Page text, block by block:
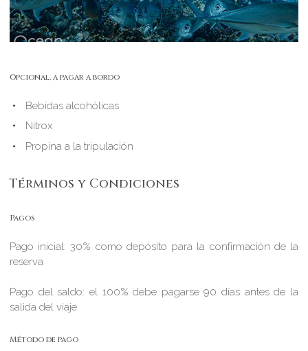
Opcional, a pagar a bordo
Bebidas alcohólicas
Nitrox
Propina a la tripulación
Términos y Condiciones
Pagos
Pago inicial: 30% como depósito para la confirmación de la
reserva
Pago del saldo: el 100% debe pagarse 90 días antes de la
salida del viaje
Método de pago